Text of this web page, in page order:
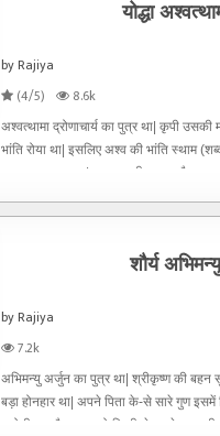
योद्धा
by Rajiya
(4/5)
8.6k
अश्वत्थामा द्रोणाचार्य का पुत्र था| कृपी उसकी
भांति रोया था| इसलिए अश्व की भांति स्थाम
अश्वत्थामा पड़ा था| वह बहुत ही क्रूर और दुष्ट
शौर्य अभिमन्यु
by Rajiya
7.2k
अभिमन्यु अर्जुन का पुत्र था| श्रीकृष्ण की बहन
बड़ा होनहार था| अपने पिता के-से सारे गुण इसमें
क्रोधी था और डरना तो किसी से इसने जाना